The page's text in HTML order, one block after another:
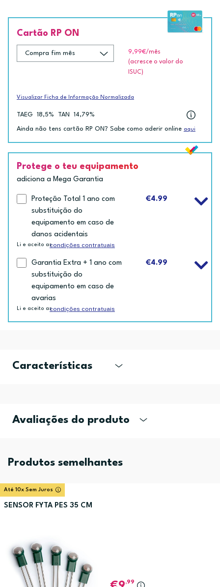
Cartão RP ON
9,99€/mês
(acresce o valor do
ISUC)
Visualizar Ficha de Informação Normalizada
TAEG 18,5% TAN 14,79%
Ainda não tens cartão RP ON? Sabe como aderir online aqui
Protege o teu equipamento
adiciona a Mega Garantia
Proteção Total 1 ano com
substituição do
equipamento em caso de
danos acidentais
€4.99
Li e aceito ascondições contratuais
Garantia Extra + 1 ano com
substituição do
equipamento em caso de
avarias
€4.99
Li e aceito ascondições contratuais
Características
Avaliações do produto
Produtos semelhantes
Até 10x Sem Juros
SENSOR FYTA PES 35 CM
,99